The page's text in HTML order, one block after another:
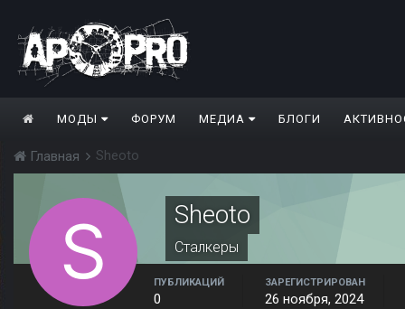
МОДЫ ФОРУМ МЕДИА БЛОГИ
Главная Sheoto
Sheoto
Сталкеры
ПУБЛИКАЦИЙ
0
ЗАРЕГИСТРИРОВАН
26 ноября, 2024